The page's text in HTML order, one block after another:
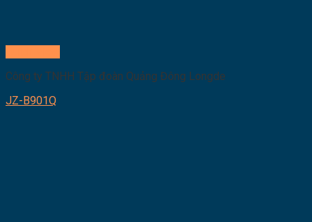
Công ty TNHH Tập đoàn Quảng Đông Longde
JZ-B901Q